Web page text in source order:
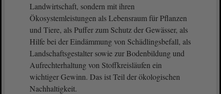
Landwirtschaft, sondern mit ihren
Ökosystemleistungen als Lebensraum für Pflanzen
und Tiere, als Puffer zum Schutz der Gewässer, als
Hilfe bei der Eindämmung von Schädlingsbefall, als
Landschaftsgestalter sowie zur Bodenbildung und
Aufrechterhaltung von Stoffkreisläufen ein
wichtiger Gewinn. Das ist Teil der ökologischen
Nachhaltigkeit.